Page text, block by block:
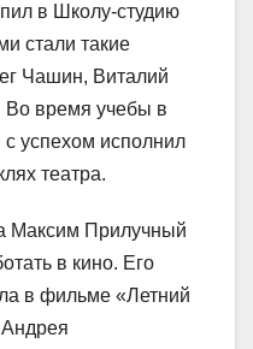
в Школу-студию
стали такие
Чашин, Виталий
Во время учебы в
успехом исполнил
театра.
Максим Прилучный
в кино. Его
в фильме «Летний